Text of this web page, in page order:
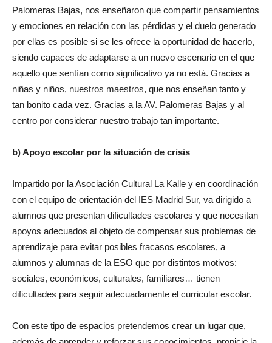
Palomeras Bajas, nos enseñaron que compartir pensamientos
y emociones en relación con las pérdidas y el duelo generado
por ellas es posible si se les ofrece la oportunidad de hacerlo,
siendo capaces de adaptarse a un nuevo escenario en el que
aquello que sentían como significativo ya no está. Gracias a
niñas y niños, nuestros maestros, que nos enseñan tanto y
tan bonito cada vez. Gracias a la AV. Palomeras Bajas y al
centro por considerar nuestro trabajo tan importante.
b) Apoyo escolar por la situación de crisis
Impartido por la Asociación Cultural La Kalle y en coordinación
con el equipo de orientación del IES Madrid Sur, va dirigido a
alumnos que presentan dificultades escolares y que necesitan
apoyos adecuados al objeto de compensar sus problemas de
aprendizaje para evitar posibles fracasos escolares, a
alumnos y alumnas de la ESO que por distintos motivos:
sociales, económicos, culturales, familiares… tienen
dificultades para seguir adecuadamente el curricular escolar.
Con este tipo de espacios pretendemos crear un lugar que,